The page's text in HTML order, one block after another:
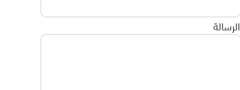
الرسالة